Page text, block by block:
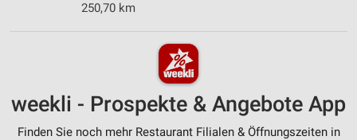
250,70 km
weekli - Prospekte & Angebote App
Finden Sie noch mehr Restaurant Filialen & Öffnungszeiten in